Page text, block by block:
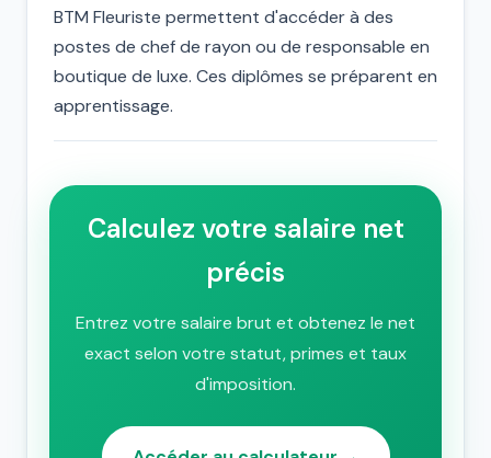
BTM Fleuriste permettent d'accéder à des
postes de chef de rayon ou de responsable en
boutique de luxe. Ces diplômes se préparent en
apprentissage.
Calculez votre salaire net
précis
Entrez votre salaire brut et obtenez le net
exact selon votre statut, primes et taux
d'imposition.